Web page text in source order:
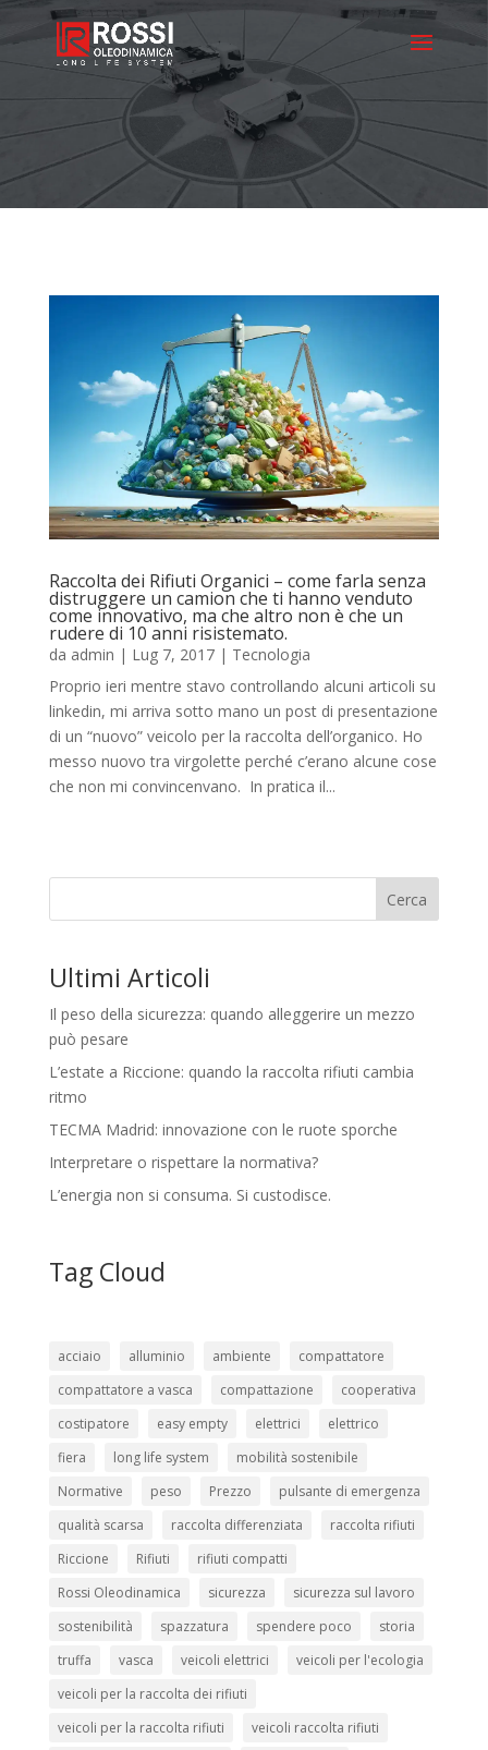
Raccolta dei Rifiuti Organici – come farla senza
distruggere un camion che ti hanno venduto
come innovativo, ma che altro non è che un
rudere di 10 anni risistemato.
da admin | Lug 7, 2017| Tecnologia
Proprio ieri mentre stavo controllando alcuni articoli su
linkedin, mi arriva sotto mano un post di presentazione
di un “nuovo” veicolo per la raccolta dell’organico. Ho
messo nuovo tra virgolette perché c’erano alcune cose
che non mi convincenvano. In pratica il...
Cerca
Ultimi Articoli
Il peso della sicurezza: quando alleggerire un mezzo
può pesare
L’estate a Riccione: quando la raccolta rifiuti cambia
ritmo
TECMA Madrid: innovazione con le ruote sporche
Interpretare o rispettare la normativa?
L’energia non si consuma. Si custodisce.
Tag Cloud
acciaio alluminio ambiente
compattatore
compattatore a vasca
compattazione
cooperativa
costipatore
easy empty elettrici
elettrico
fiera
long life system
mobilità sostenibile
Normative
peso Prezzo
pulsante di emergenza
qualità scarsa
raccolta differenziata
raccolta rifiuti
Riccione
Rifiuti
rifiuti compatti
Rossi Oleodinamica
sicurezza
sicurezza sul lavoro
sostenibilità
spazzatura spendere poco
storia
truffa
vasca veicoli elettrici
veicoli per l'ecologia
veicoli per la raccolta dei rifiuti
veicoli per la raccolta rifiuti
veicoli raccolta rifiuti